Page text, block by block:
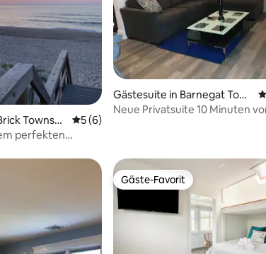
von 5, 14 Bewertungen
Townshi
Durchschnittliche Bewertung: 5 von 5,
5 (6)
perfekten
Gästesuite in Barnegat Tow
nship
Neue Privatsuite 10 Minuten
Gäste-Favorit
Gäste-Favorit